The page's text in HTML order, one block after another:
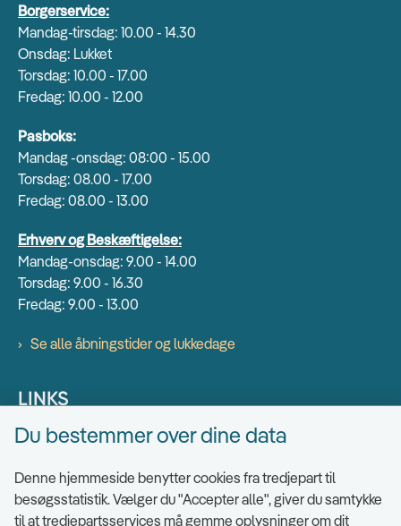
Borgerservice:
Mandag-tirsdag: 10.00 - 14.30
Onsdag: Lukket
Torsdag: 10.00 - 17.00
Fredag: 10.00 - 12.00
Pasboks:
Mandag -onsdag: 08:00 - 15.00
Torsdag: 08.00 - 17.00
Fredag: 08.00 - 13.00
Erhverv og Beskæftigelse:
Mandag-onsdag: 9.00 - 14.00
Torsdag: 9.00 - 16.30
Fredag: 9.00 - 13.00
Se alle åbningstider og lukkedage
LINKS
Find EAN numre
Send sikkert
Tilgængelighedserklæring
Du bestemmer over dine data
Denne hjemmeside benytter cookies fra tredjepart til
besøgsstatistik. Vælger du "Accepter alle", giver du samtykke
til at tredjepartsservices må gemme oplysninger om dit